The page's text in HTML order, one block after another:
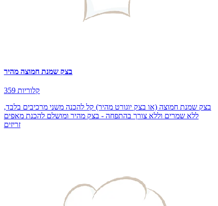
בצק שמנת חמוצה מהיר
359 קלוריות
בצק שמנת חמוצה (או בצק יוגורט מהיר) קל להכנה משני מרכיבים בלבד,
ללא שמרים וללא צורך בהתפחה - בצק מהיר ומושלם להכנת מאפים
זריזים